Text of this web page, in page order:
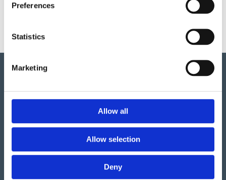
Preferences
Statistics
Marketing
Allow all
Allow selection
Deny
på hemsidan.
Vi har så mycket vi skulle vilja berätta om detta både
stora och lilla företag i Ulefoss, Norge. Ett familjeföretag
som i snart 50 år tillverkat och sålt lekplatsutrustning,
parkmöbler m.m. i Norden. Tillväxten beror faktiskt mest
på produkterna i sig; underhållsfritt, lång garanti,
inspirerande utmaningar för barnen, hög säkerhet och